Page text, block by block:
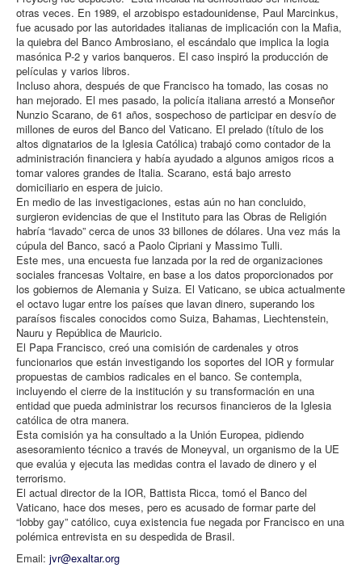
otras veces. En 1989, el arzobispo estadounidense, Paul Marcinkus,
fue acusado por las autoridades italianas de implicación con la Mafia,
la quiebra del Banco Ambrosiano, el escándalo que implica la logia
masónica P-2 y varios banqueros. El caso inspiró la producción de
películas y varios libros.
Incluso ahora, después de que Francisco ha tomado, las cosas no
han mejorado. El mes pasado, la policía italiana arrestó a Monseñor
Nunzio Scarano, de 61 años, sospechoso de participar en desvío de
millones de euros del Banco del Vaticano. El prelado (título de los
altos dignatarios de la Iglesia Católica) trabajó como contador de la
administración financiera y había ayudado a algunos amigos ricos a
tomar valores grandes de Italia. Scarano, está bajo arresto
domiciliario en espera de juicio.
En medio de las investigaciones, estas aún no han concluido,
surgieron evidencias de que el Instituto para las Obras de Religión
habría “lavado” cerca de unos 33 billones de dólares. Una vez más la
cúpula del Banco, sacó a Paolo Cipriani y Massimo Tulli.
Este mes, una encuesta fue lanzada por la red de organizaciones
sociales francesas Voltaire, en base a los datos proporcionados por
los gobiernos de Alemania y Suiza. El Vaticano, se ubica actualmente
el octavo lugar entre los países que lavan dinero, superando los
paraísos fiscales conocidos como Suiza, Bahamas, Liechtenstein,
Nauru y República de Mauricio.
El Papa Francisco, creó una comisión de cardenales y otros
funcionarios que están investigando los soportes del IOR y formular
propuestas de cambios radicales en el banco. Se contempla,
incluyendo el cierre de la institución y su transformación en una
entidad que pueda administrar los recursos financieros de la Iglesia
católica de otra manera.
Esta comisión ya ha consultado a la Unión Europea, pidiendo
asesoramiento técnico a través de Moneyval, un organismo de la UE
que evalúa y ejecuta las medidas contra el lavado de dinero y el
terrorismo.
El actual director de la IOR, Battista Ricca, tomó el Banco del
Vaticano, hace dos meses, pero es acusado de formar parte del
“lobby gay” católico, cuya existencia fue negada por Francisco en una
polémica entrevista en su despedida de Brasil.
Email: jvr@exaltar.org